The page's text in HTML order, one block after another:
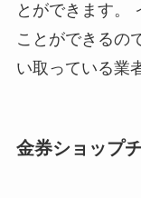
とができます。
ことができるの
い取っている業
金券ショップ